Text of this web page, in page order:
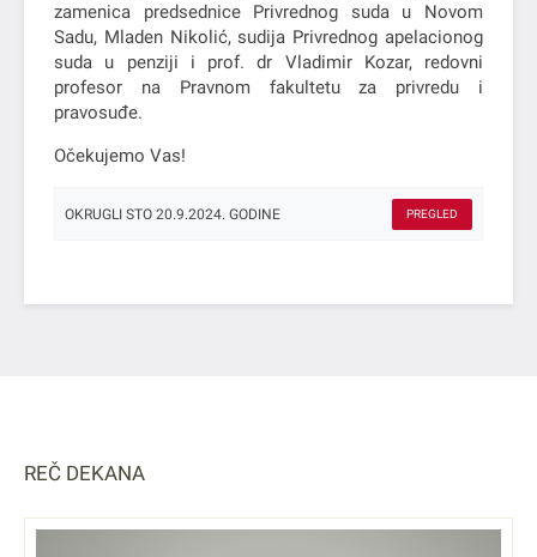
zamenica predsednice Privrednog suda u Novom
Sadu, Mladen Nikolić, sudija Privrednog apelacionog
suda u penziji i prof. dr Vladimir Kozar, redovni
profesor na Pravnom fakultetu za privredu i
pravosuđe.
Očekujemo Vas!
OKRUGLI STO 20.9.2024. GODINE PREGLED
REČ DEKANA